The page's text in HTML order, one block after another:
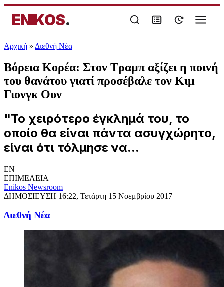
ENIKOS.
Αρχική » Διεθνή Νέα
Βόρεια Κορέα: Στον Τραμπ αξίζει η ποινή
του θανάτου γιατί προσέβαλε τον Κιμ
Γιονγκ Ουν
"Το χειρότερο έγκλημά του, το
οποίο θα είναι πάντα ασυγχώρητο,
είναι ότι τόλμησε να...
EN
ΕΠΙΜΕΛΕΙΑ
Enikos Newsroom
ΔΗΜΟΣΙΕΥΣΗ 16:22, Τετάρτη 15 Νοεμβρίου 2017
Διεθνή Νέα